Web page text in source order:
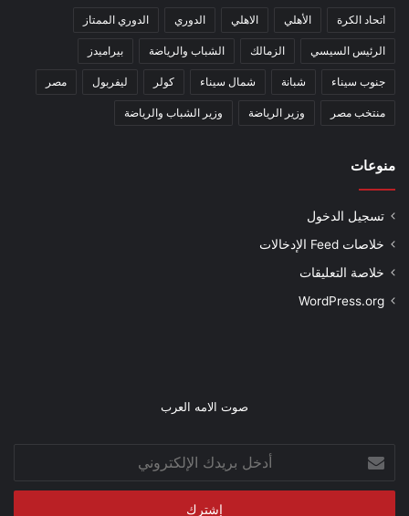
اتحاد الكرة الأهلي الاهلي الدوري الدوري الممتاز
الرئيس السيسي الزمالك الشباب والرياضة بيراميدز
جنوب سيناء شبانة شمال سيناء كولر ليفربول مصر
منتخب مصر وزير الرياضة وزير الشباب والرياضة
منوعات
تسجيل الدخول
خلاصات Feed الإدخالات
خلاصة التعليقات
WordPress.org
صوت الامه العرب
بريدك
الإلكتروني